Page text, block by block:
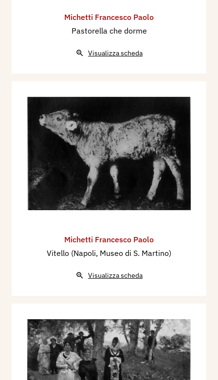
Michetti Francesco Paolo
Pastorella che dorme
Visualizza scheda
Michetti Francesco Paolo
Vitello (Napoli, Museo di S. Martino)
Visualizza scheda